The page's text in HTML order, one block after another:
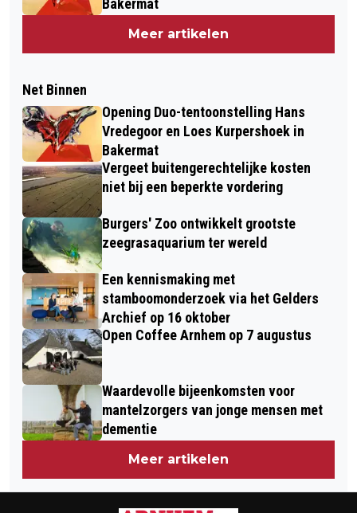
Bakermat
Meer artikelen
Net Binnen
Opening Duo-tentoonstelling Hans
Vredegoor en Loes Kurpershoek in
Bakermat
Vergeet buitengerechtelijke kosten
niet bij een beperkte vordering
Burgers' Zoo ontwikkelt grootste
zeegrasaquarium ter wereld
Een kennismaking met
stamboomonderzoek via het Gelders
Archief op 16 oktober
Open Coffee Arnhem op 7 augustus
Waardevolle bijeenkomsten voor
mantelzorgers van jonge mensen met
dementie
Meer artikelen